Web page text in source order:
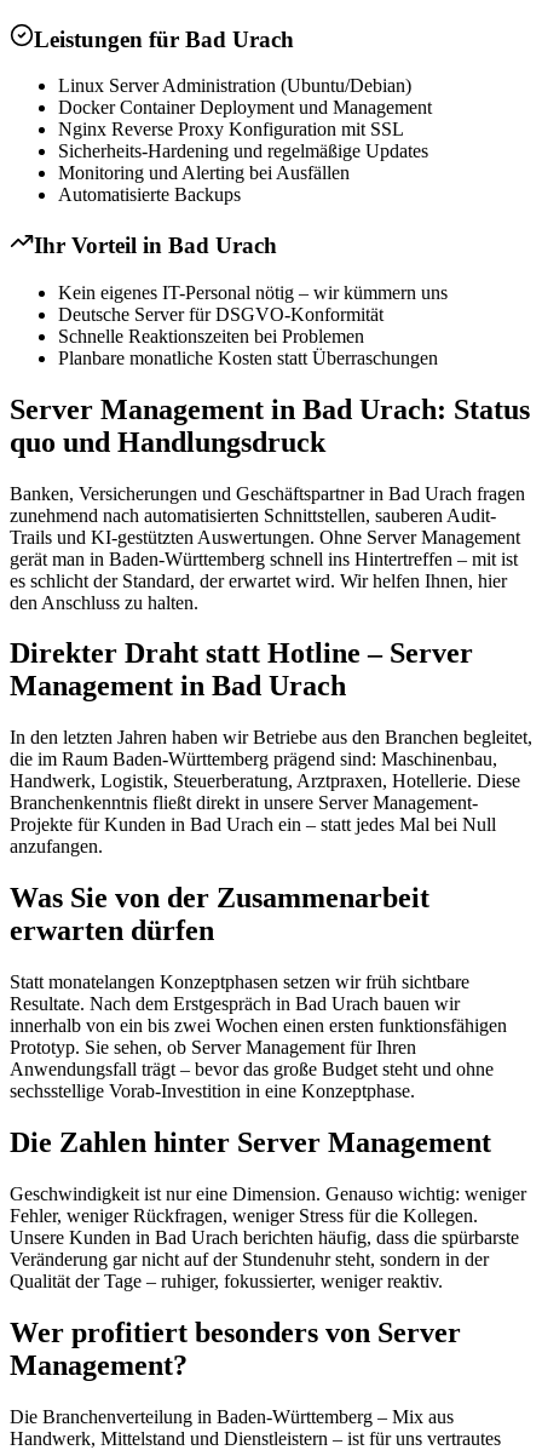
Leistungen für Bad Urach
Linux Server Administration (Ubuntu/Debian)
Docker Container Deployment und Management
Nginx Reverse Proxy Konfiguration mit SSL
Sicherheits-Hardening und regelmäßige Updates
Monitoring und Alerting bei Ausfällen
Automatisierte Backups
Ihr Vorteil in Bad Urach
Kein eigenes IT-Personal nötig – wir kümmern uns
Deutsche Server für DSGVO-Konformität
Schnelle Reaktionszeiten bei Problemen
Planbare monatliche Kosten statt Überraschungen
Server Management in Bad Urach: Status
quo und Handlungsdruck
Banken, Versicherungen und Geschäftspartner in Bad Urach fragen
zunehmend nach automatisierten Schnittstellen, sauberen Audit-
Trails und KI-gestützten Auswertungen. Ohne Server Management
gerät man in Baden-Württemberg schnell ins Hintertreffen – mit ist
es schlicht der Standard, der erwartet wird. Wir helfen Ihnen, hier
den Anschluss zu halten.
Direkter Draht statt Hotline – Server
Management in Bad Urach
In den letzten Jahren haben wir Betriebe aus den Branchen begleitet,
die im Raum Baden-Württemberg prägend sind: Maschinenbau,
Handwerk, Logistik, Steuerberatung, Arztpraxen, Hotellerie. Diese
Branchenkenntnis fließt direkt in unsere Server Management-
Projekte für Kunden in Bad Urach ein – statt jedes Mal bei Null
anzufangen.
Was Sie von der Zusammenarbeit
erwarten dürfen
Statt monatelangen Konzeptphasen setzen wir früh sichtbare
Resultate. Nach dem Erstgespräch in Bad Urach bauen wir
innerhalb von ein bis zwei Wochen einen ersten funktionsfähigen
Prototyp. Sie sehen, ob Server Management für Ihren
Anwendungsfall trägt – bevor das große Budget steht und ohne
sechsstellige Vorab-Investition in eine Konzeptphase.
Die Zahlen hinter Server Management
Geschwindigkeit ist nur eine Dimension. Genauso wichtig: weniger
Fehler, weniger Rückfragen, weniger Stress für die Kollegen.
Unsere Kunden in Bad Urach berichten häufig, dass die spürbarste
Veränderung gar nicht auf der Stundenuhr steht, sondern in der
Qualität der Tage – ruhiger, fokussierter, weniger reaktiv.
Wer profitiert besonders von Server
Management?
Die Branchenverteilung in Baden-Württemberg – Mix aus
Handwerk, Mittelstand und Dienstleistern – ist für uns vertrautes